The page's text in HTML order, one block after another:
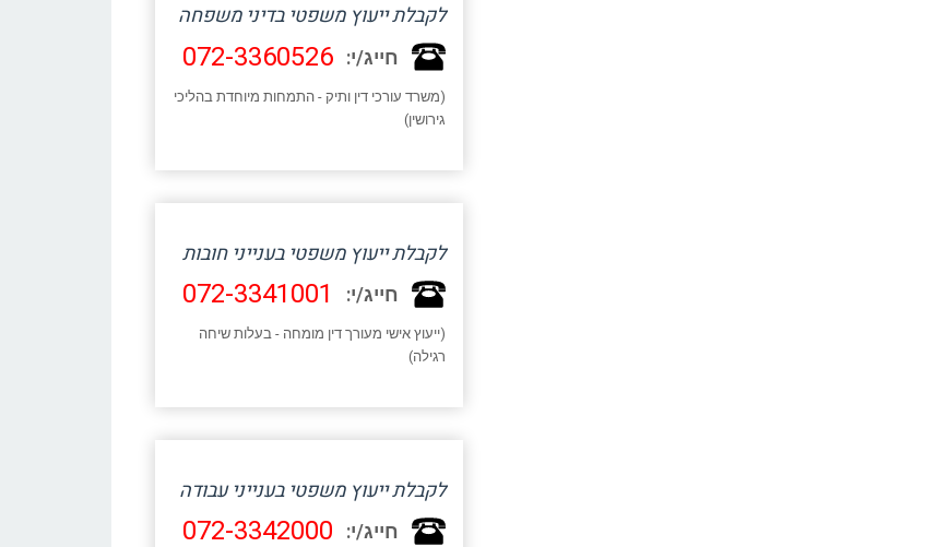
לקבלת ייעוץ משפטי בדיני משפחה
חייג/י: 072-3360526
(משרד עורכי דין ותיק - התמחות מיוחדת בהליכי
גירושין)
לקבלת ייעוץ משפטי בענייני חובות
חייג/י: 072-3341001
(ייעוץ אישי מעורך דין מומחה - בעלות שיחה
רגילה)
לקבלת ייעוץ משפטי בענייני עבודה
חייג/י: 072-3342000